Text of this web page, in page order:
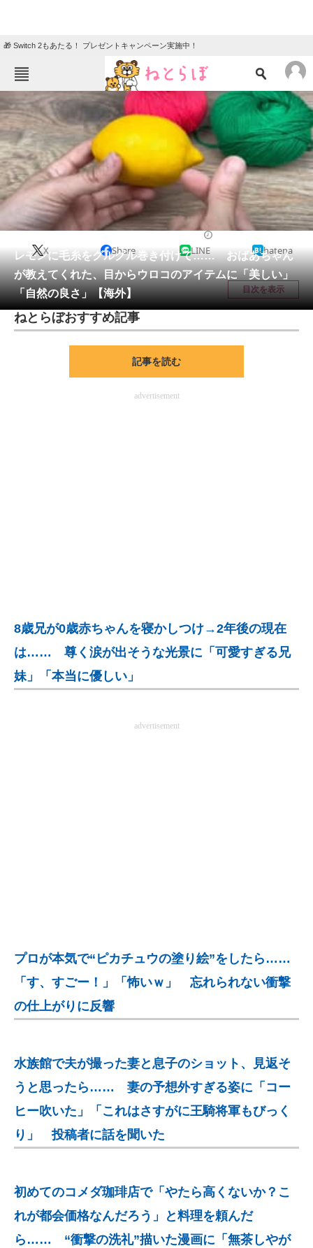
🎁 Switch 2もあたる！ プレゼントキャンペーン実施中！
ねとらぼメニュー
TOP ニュース
エンタメ
グルメ 地域
住まい 教育・育児
動物 リサーチ
会員記事
メディア
注目記事を集めた総合ページ
企業向けIT製品の総合サイト
IT製品の技術・比較・事例
レモンに毛糸をグルグル巻き付けて…… おばあちゃん
が教えてくれた、目からウロコのアイテムに「美しい」
「自然の良さ」【海外】
X Share LINE hatena
目次を表示
ねとらぼおすすめ記事
記事を読む
advertisement
8歳兄が0歳赤ちゃんを寝かしつけ→2年後の現在
は…… 尊く涙が出そうな光景に「可愛すぎる兄
妹」「本当に優しい」
advertisement
プロが本気で“ピカチュウの塗り絵”をしたら……
「す、すごー！」「怖いｗ」 忘れられない衝撃
の仕上がりに反響
水族館で夫が撮った妻と息子のショット、見返そ
うと思ったら…… 妻の予想外すぎる姿に「コー
ヒー吹いた」「これはさすがに王騎将軍もびっく
り」 投稿者に話を聞いた
初めてのコメダ珈琲店で「やたら高くないか？こ
れが都会価格なんだろう」と料理を頼んだ
ら…… “衝撃の洗礼”描いた漫画に「無茶しやが